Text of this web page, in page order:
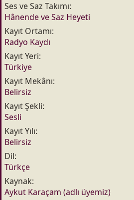
Ses ve Saz Takımı
Hânende ve Saz Heyeti
Kayıt Ortamı
Radyo Kaydı
Kayıt Yeri
Türkiye
Kayıt Mekânı
Belirsiz
Kayıt Şekli
Sesli
Kayıt Yılı
Belirsiz
Dil
Türkçe
Kaynak
Aykut Karaçam (adlı üyemiz)